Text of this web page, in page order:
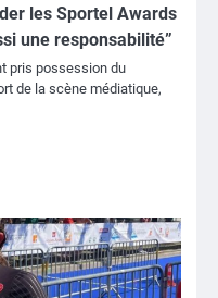
les Sportel Awards
une responsabilité”
pris possession du
de la scène médiatique,